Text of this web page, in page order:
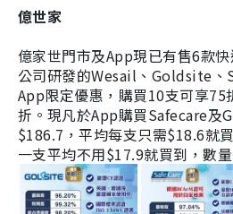
億世家
億家世門市及App現已有售6款
公司研發的Wesail、Goldsite、
App限定優惠，購買10支可享75
折。現凡於App購買Safecare及
$186.7，平均每支只需$18.6就
一支平均不用$17.9就買到，數